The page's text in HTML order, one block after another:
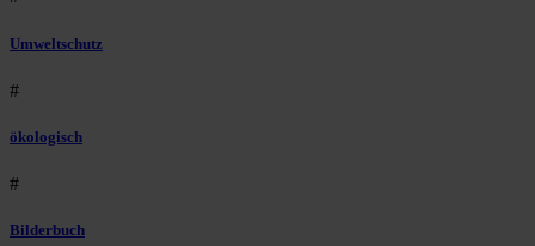
Umweltschutz
#
ökologisch
#
Bilderbuch